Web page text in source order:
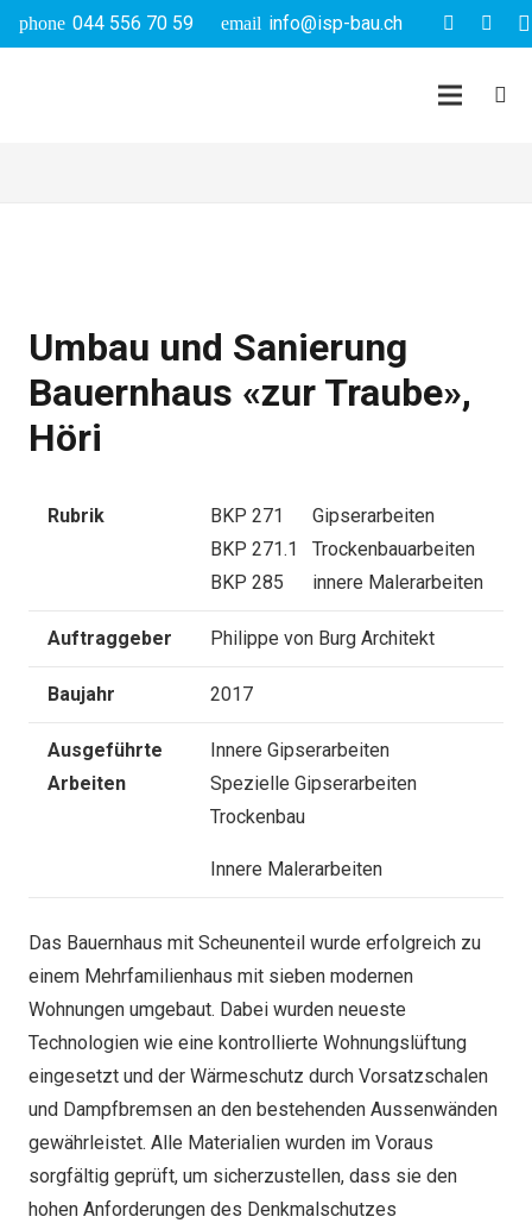
phone 044 556 70 59 email info@isp-bau.ch
Umbau und Sanierung
Bauernhaus «zur Traube»,
Höri
Rubrik
BKP 271 Gipserarbeiten
BKP 271.1 Trockenbauarbeiten
BKP 285 innere Malerarbeiten
Auftraggeber Philippe von Burg Architekt
Baujahr 2017
Ausgeführte
Arbeiten
Innere Gipserarbeiten
Spezielle Gipserarbeiten
Trockenbau
Innere Malerarbeiten
Das Bauernhaus mit Scheunenteil wurde erfolgreich zu
einem Mehrfamilienhaus mit sieben modernen
Wohnungen umgebaut. Dabei wurden neueste
Technologien wie eine kontrollierte Wohnungslüftung
eingesetzt und der Wärmeschutz durch Vorsatzschalen
und Dampfbremsen an den bestehenden Aussenwänden
gewährleistet. Alle Materialien wurden im Voraus
sorgfältig geprüft, um sicherzustellen, dass sie den
hohen Anforderungen des Denkmalschutzes